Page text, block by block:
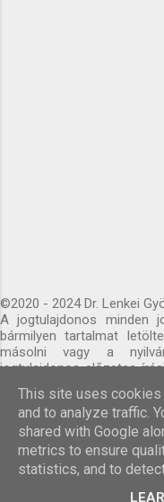
©2020 - 2024 Dr. Lenkei
A jogtulajdonos minden
bármilyen tartalmat
másolni vagy a
jogtulajdonos előzetes
nélküli letöltés, másolás,
megjelenítés
használatot meghaladó
felhasználása
hozzájárulásával
This site uses
and to analyze traffic.
shared with Google
metrics to ensure
statistics, and to